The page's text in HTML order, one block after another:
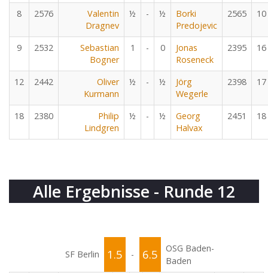
8 2576
Valentin
Dragnev
½ - ½
Borki
Predojevic
2565 10
9 2532
Sebastian
Bogner
1 - 0
Jonas
Roseneck
2395 16
12 2442
Oliver
Kurmann
½ - ½
Jörg
Wegerle
2398 17
18 2380
Philip
Lindgren
½ - ½
Georg
Halvax
2451 18
Alle Ergebnisse - Runde 12
SF Berlin 1.5 - 6.5
OSG Baden-
Baden